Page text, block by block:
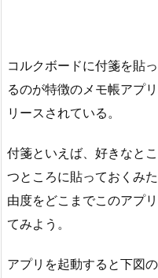
コルクボードに付箋を貼
るのが特徴のメモ帳アプ
リースされている。
付箋といえば、好きなと
つところに貼っておくみ
由度をどこまでこのアプ
てみよう。
アプリを起動すると下図